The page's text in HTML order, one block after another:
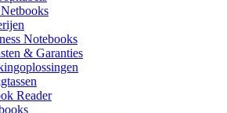
Notebooks
& Garanties
Reader